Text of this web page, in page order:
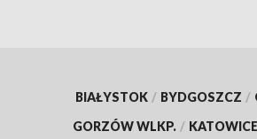
BIAŁYSTOK / BYDGOSZCZ /
GORZÓW WLKP. / KATOWICE